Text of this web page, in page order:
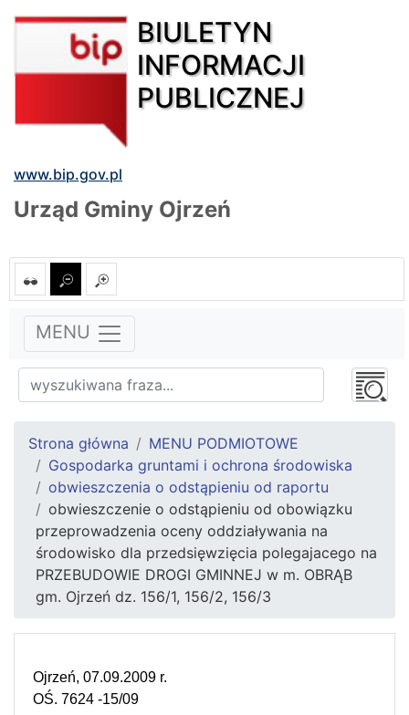
BIULETYN
INFORMACJI
PUBLICZNEJ
www.bip.gov.pl
Urząd Gminy Ojrzeń
MENU
Strona główna
MENU PODMIOTOWE
Gospodarka gruntami i ochrona środowiska
obwieszczenia o odstąpieniu od raportu
obwieszczenie o odstąpieniu od obowiązku
przeprowadzenia oceny oddziaływania na
środowisko dla przedsięwzięcia polegajacego na
PRZEBUDOWIE DROGI GMINNEJ w m. OBRĄB
gm. Ojrzeń dz. 156/1, 156/2, 156/3
Ojrzeń, 07.09.2009 r.
OŚ. 7624 -15/09